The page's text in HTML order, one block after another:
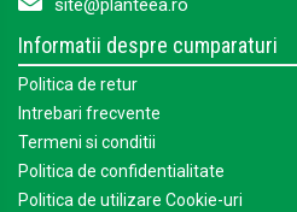
site@planteea.ro
Informatii despre cumparaturi
Politica de retur
Intrebari frecvente
Termeni si conditii
Politica de confidentialitate
Politica de utilizare Cookie-uri